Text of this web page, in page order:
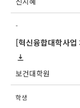
-
보건대학원
학생